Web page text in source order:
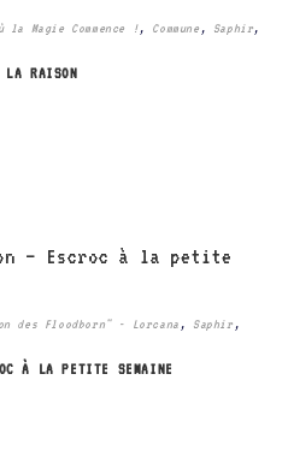
Magie Commence !, Commune , Saphir,
RAISON
des Floodborn" - Lorcana , Saphir ,
À LA PETITE SEMAINE